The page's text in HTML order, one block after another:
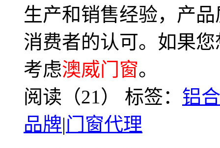
生产和销售经验，产
消费者的认可。如果
考虑澳威门窗。
阅读（21） 标签： 铝
品牌|门窗代理